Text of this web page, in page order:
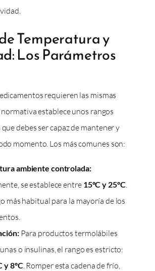
Temperatura y
Los Parámetros
requieren las mismas
establece unos rangos
debes ser capaz de mantener y
momento. Los más comunes son:
ambiente controlada:
se establece entre 15ºC y 25ºC.
más habitual para la mayoría de los
Para productos termolábiles
o insulinas, el rango es estricto:
y 8ºC. Romper esta cadena de frío,